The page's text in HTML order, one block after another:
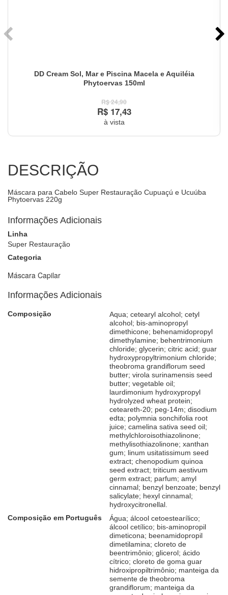
DD Cream Sol, Mar e Piscina Macela e Aquiléia
Phytoervas 150ml
R$ 24,90
R$ 17,43
à vista
DESCRIÇÃO
Máscara para Cabelo Super Restauração Cupuaçú e Ucuúba
Phytoervas 220g
Informações Adicionais
Linha
Super Restauração
Categoria
Máscara Capilar
Informações Adicionais
Composição
Aqua; cetearyl alcohol; cetyl
alcohol; bis-aminopropyl
dimethicone; behenamidopropyl
dimethylamine; behentrimonium
chloride; glycerin; citric acid; guar
hydroxypropyltrimonium chloride;
theobroma grandiflorum seed
butter; virola surinamensis seed
butter; vegetable oil;
laurdimonium hydroxypropyl
hydrolyzed wheat protein;
ceteareth-20; peg-14m; disodium
edta; polymnia sonchifolia root
juice; camelina sativa seed oil;
methylchloroisothiazolinone;
methylisothiazolinone; xanthan
gum; linum usitatissimum seed
extract; chenopodium quinoa
seed extract; triticum aestivum
germ extract; parfum; amyl
cinnamal; benzyl benzoate; benzyl
salicylate; hexyl cinnamal;
hydroxycitronellal.
Composição em Português
Água; álcool cetoestearílico;
álcool cetílico; bis-aminopropil
dimeticona; beenamidopropil
dimetilamina; cloreto de
beentrimônio; glicerol; ácido
cítrico; cloreto de goma guar
hidroxipropiltrimônio; manteiga da
semente de theobroma
grandiflorum; manteiga da